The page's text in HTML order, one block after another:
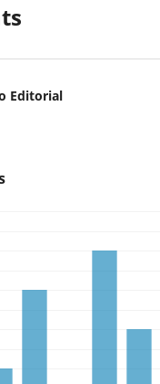
Editorial